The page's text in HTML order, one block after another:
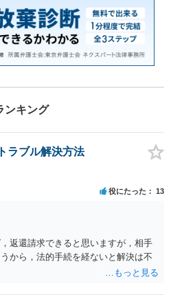
ンキング
ラブル解決方法
役にたった 13
返還請求できると思いますが，相手
から，法的手続を経ないと解決は不